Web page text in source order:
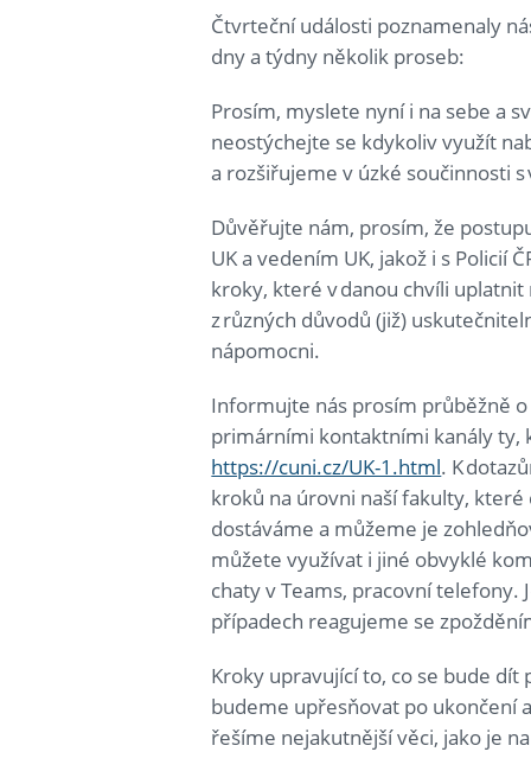
Čtvrteční události poznamenaly
dny a týdny několik proseb:
Prosím, myslete nyní i na sebe a
neostýchejte se kdykoliv využít
a rozšiřujeme v úzké součinnosti
Důvěřujte nám, prosím, že
UK a vedením UK, jakož i s Policií
kroky, které v danou chvíli
z různých důvodů (již)
nápomocni.
Informujte nás prosím průběžně
primárními kontaktními kanály ty,
https://cuni.cz/UK-1.html. K
kroků na úrovni naší fakulty,
dostáváme a můžeme je
můžete využívat i jiné obvyklé
chaty v Teams, pracovní telefony.
případech reagujeme se
Kroky upravující to, co se bude
budeme upřesňovat po ukončení
řešíme nejakutnější věci, jako je